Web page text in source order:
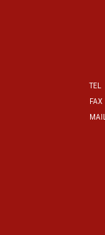
TEL
FAX
MAIL